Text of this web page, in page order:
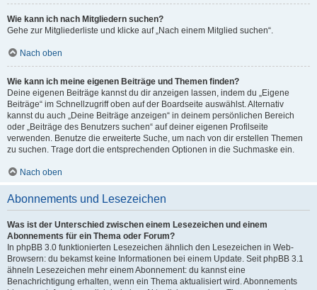
Wie kann ich nach Mitgliedern suchen?
Gehe zur Mitgliederliste und klicke auf „Nach einem Mitglied suchen“.
Nach oben
Wie kann ich meine eigenen Beiträge und Themen finden?
Deine eigenen Beiträge kannst du dir anzeigen lassen, indem du „Eigene
Beiträge“ im Schnellzugriff oben auf der Boardseite auswählst. Alternativ
kannst du auch „Deine Beiträge anzeigen“ in deinem persönlichen Bereich
oder „Beiträge des Benutzers suchen“ auf deiner eigenen Profilseite
verwenden. Benutze die erweiterte Suche, um nach von dir erstellen Themen
zu suchen. Trage dort die entsprechenden Optionen in die Suchmaske ein.
Nach oben
Abonnements und Lesezeichen
Was ist der Unterschied zwischen einem Lesezeichen und einem
Abonnements für ein Thema oder Forum?
In phpBB 3.0 funktionierten Lesezeichen ähnlich den Lesezeichen in Web-
Browsern: du bekamst keine Informationen bei einem Update. Seit phpBB 3.1
ähneln Lesezeichen mehr einem Abonnement: du kannst eine
Benachrichtigung erhalten, wenn ein Thema aktualisiert wird. Abonnements